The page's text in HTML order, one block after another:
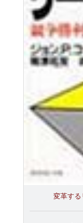
変革す